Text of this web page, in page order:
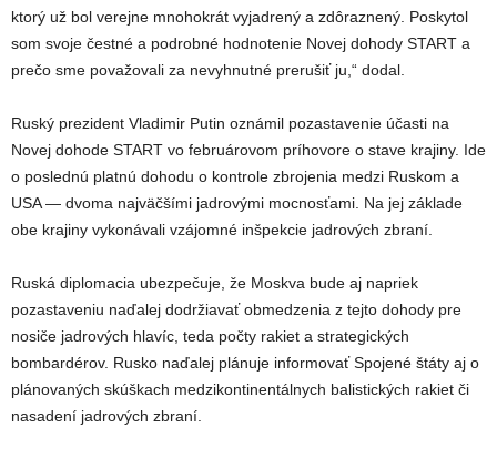
ktorý už bol verejne mnohokrát vyjadrený a zdôraznený. Poskytol
som svoje čestné a podrobné hodnotenie Novej dohody START a
prečo sme považovali za nevyhnutné prerušiť ju,“ dodal.
Ruský prezident Vladimir Putin oznámil pozastavenie účasti na
Novej dohode START vo februárovom príhovore o stave krajiny. Ide
o poslednú platnú dohodu o kontrole zbrojenia medzi Ruskom a
USA — dvoma najväčšími jadrovými mocnosťami. Na jej základe
obe krajiny vykonávali vzájomné inšpekcie jadrových zbraní.
Ruská diplomacia ubezpečuje, že Moskva bude aj napriek
pozastaveniu naďalej dodržiavať obmedzenia z tejto dohody pre
nosiče jadrových hlavíc, teda počty rakiet a strategických
bombardérov. Rusko naďalej plánuje informovať Spojené štáty aj o
plánovaných skúškach medzikontinentálnych balistických rakiet či
nasadení jadrových zbraní.